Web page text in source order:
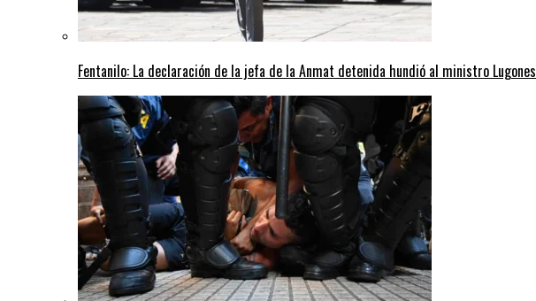
Fentanilo: La declaración de la jefa de la Anmat detenida hundió al ministro Lugones